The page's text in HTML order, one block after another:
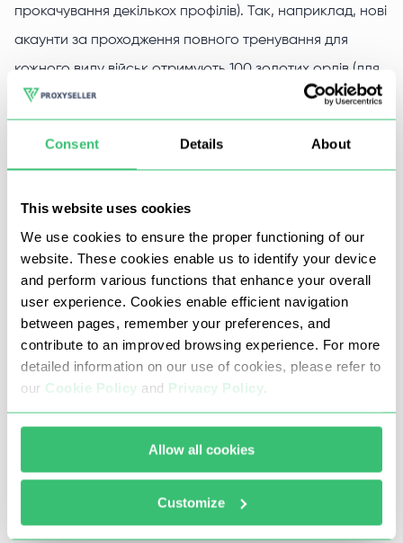
Consent Details About
This website uses cookies
We use cookies to ensure the proper functioning of our
website. These cookies enable us to identify your device
and perform various functions that enhance your overall
user experience. Cookies enable efficient navigation
between pages, remember your preferences, and
contribute to an improved browsing experience. For more
detailed information on our use of cookies, please refer to
our Cookie Policy and Privacy Policy
Allow all cookies
Customize
прокачування декількох профілів). Так, наприклад, нові
акаунти за проходження повного тренування для
кожного виду військ отримують 100 золотих орлів (для
кожного виду військ окрема сотня), які потім
продаються на біржі, або зібрати преміальну техніку.
Крім того, досвідчені гравці, поки їхня техніка
ремонтується після бою, паралельно прокачують
акаунти, які потім продають за реальні гроші. Щоб не
отримати бан за такі дії, вам знадобиться проксі-
сервер.
Проксі для War Thunder від Proxy-
Seller - переваги
Оскільки War Thunder працює за принципом клієнт-